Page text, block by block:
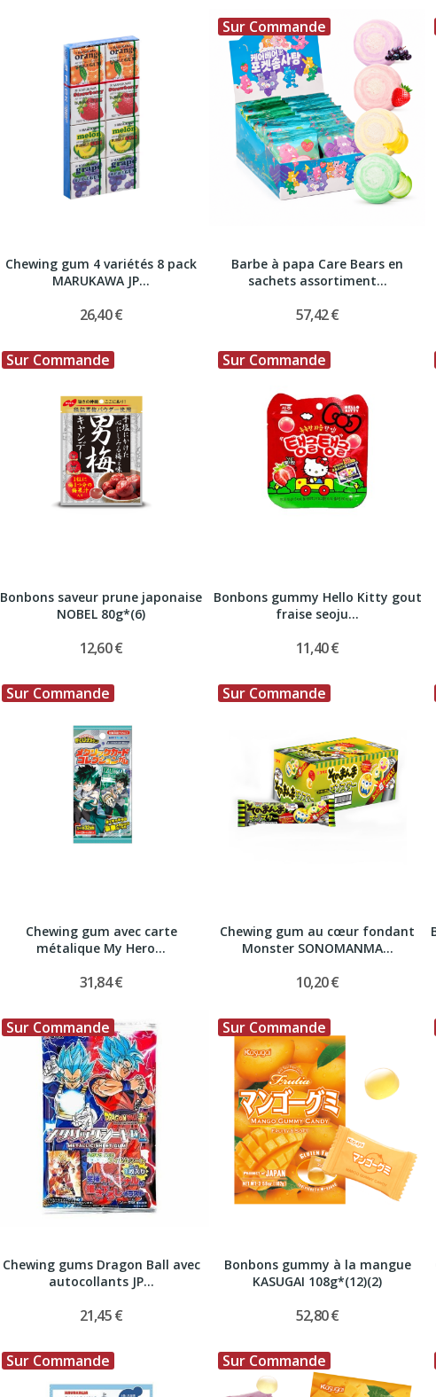
Chewing gum 4 variétés 8 pack
MARUKAWA JP...
26,40 €
Sur Commande
Barbe à papa Care Bears en
sachets assortiment...
57,42 €
Sur Commande
Bonbons saveur prune japonaise
NOBEL 80g*(6)
12,60 €
Sur Commande
Bonbons gummy Hello Kitty gout
fraise seoju...
11,40 €
Sur Commande
Chewing gum avec carte
métalique My Hero...
31,84 €
Sur Commande
Chewing gum au cœur fondant
Monster SONOMANMA...
10,20 €
Sur Commande
Chewing gums Dragon Ball avec
autocollants JP...
21,45 €
Sur Commande
Bonbons gummy à la mangue
KASUGAI 108g*(12)(2)
52,80 €
Sur Commande Sur Commande